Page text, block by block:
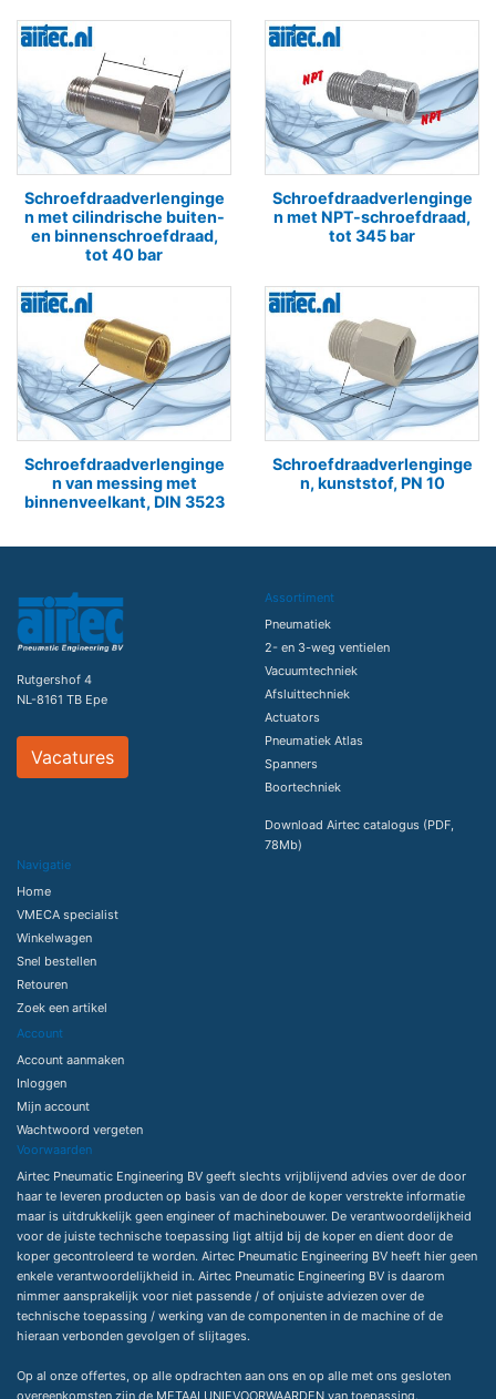
Schroefdraadverlenginge
n met cilindrische buiten-
en binnenschroefdraad,
tot 40 bar
Schroefdraadverlenginge
n met NPT-schroefdraad,
tot 345 bar
Schroefdraadverlenginge
n van messing met
binnenveelkant, DIN 3523
Schroefdraadverlenginge
n, kunststof, PN 10
Rutgershof 4
NL-8161 TB Epe
Vacatures
Assortiment
Pneumatiek
2- en 3-weg ventielen
Vacuumtechniek
Afsluittechniek
Actuators
Pneumatiek Atlas
Spanners
Boortechniek
Download Airtec catalogus (PDF,
78Mb)
Navigatie
Home
VMECA specialist
Winkelwagen
Snel bestellen
Retouren
Zoek een artikel
Account
Account aanmaken
Inloggen
Mijn account
Wachtwoord vergeten
Voorwaarden
Airtec Pneumatic Engineering BV geeft slechts vrijblijvend advies over de door
haar te leveren producten op basis van de door de koper verstrekte informatie
maar is uitdrukkelijk geen engineer of machinebouwer. De verantwoordelijkheid
voor de juiste technische toepassing ligt altijd bij de koper en dient door de
koper gecontroleerd te worden. Airtec Pneumatic Engineering BV heeft hier geen
enkele verantwoordelijkheid in. Airtec Pneumatic Engineering BV is daarom
nimmer aansprakelijk voor niet passende / of onjuiste adviezen over de
technische toepassing / werking van de componenten in de machine of de
hieraan verbonden gevolgen of slijtages.
Op al onze offertes, op alle opdrachten aan ons en op alle met ons gesloten